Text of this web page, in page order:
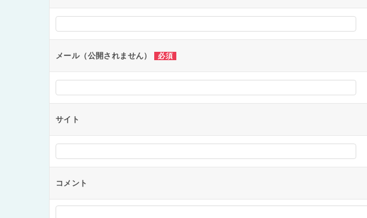
ョ
ン
メール（公開されません） 必須
サイト
コメント